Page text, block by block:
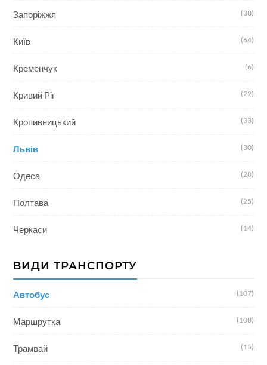
Запоріжжя (38)
Київ (64)
Кременчук (6)
Кривий Ріг (22)
Кропивницький (33)
Львів (30)
Одеса (28)
Полтава (25)
Черкаси (14)
ВИДИ ТРАНСПОРТУ
Автобус (107)
Маршрутка (108)
Трамвай (15)